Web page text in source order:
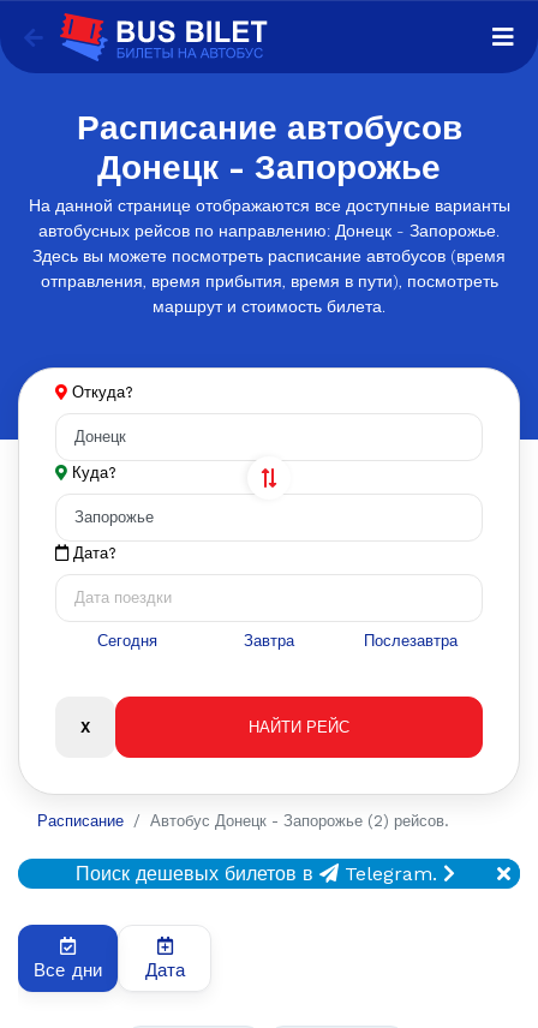
Расписание автобусов
Донецк - Запорожье
На данной странице отображаются все доступные варианты
автобусных рейсов по направлению: Донецк - Запорожье.
Здесь вы можете посмотреть расписание автобусов (время
отправления, время прибытия, время в пути), посмотреть
маршрут и стоимость билета.
Откуда?
Куда?
Дата?
Сегодня Завтра Послезавтра
Расписание Автобус Донецк - Запорожье (2) рейсов.
Поиск дешевых билетов в Telegram.
Все дни Дата